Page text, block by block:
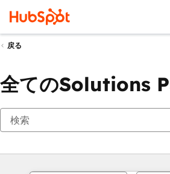
戻る
全てのSolutions